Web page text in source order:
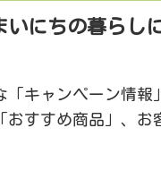
いにちの暮らし
キャンペーン情報
おすすめ商品」、お